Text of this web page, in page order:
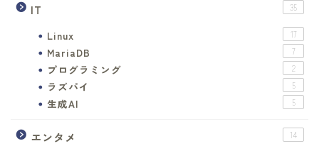
IT 35
Linux 17
MariaDB 7
プログラミング 2
ラズパイ 5
生成AI 5
エンタメ 14